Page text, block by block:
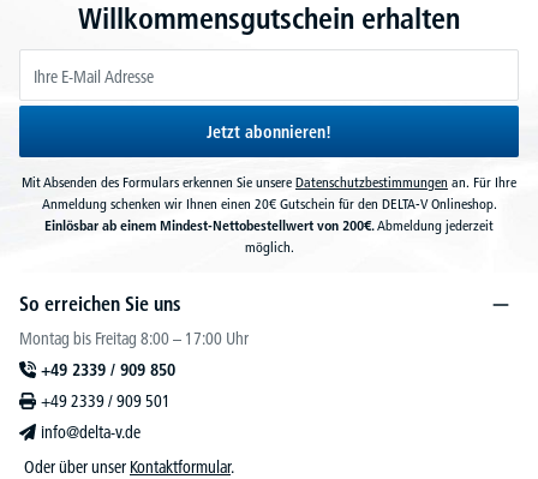
Willkommensgutschein erhalten
Jetzt abonnieren!
Mit Absenden des Formulars erkennen Sie unsere Datenschutzbestimmungen an. Für Ihre
Anmeldung schenken wir Ihnen einen 20€ Gutschein für den DELTA-V Onlineshop.
Einlösbar ab einem Mindest-Nettobestellwert von 200€.Abmeldung jederzeit
möglich.
So erreichen Sie uns
Montag bis Freitag 8:00 – 17:00 Uhr
+49 2339 / 909 850
+49 2339 / 909 501
info@delta-v.de
Oder über unser Kontaktformular.